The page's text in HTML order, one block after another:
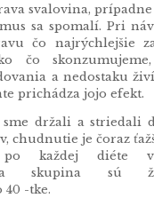
svalovina,
sa spomalí. Pri
čo najrýchlejšie
čo
a nedostaku
prichádza jojo efekt.
sme držali a striedali
chudnutie je čoraz
každej diéte
skupina sú
40 -tke.